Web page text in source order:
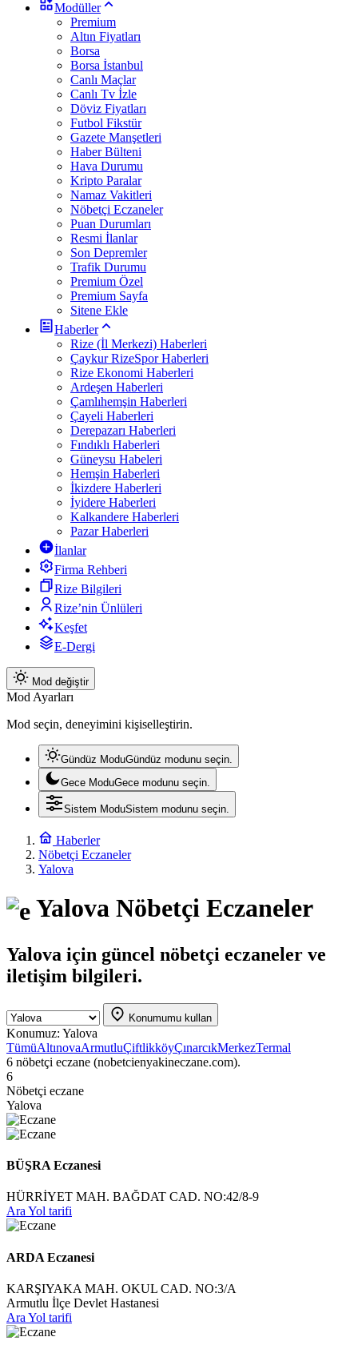
Modüller
Premium
Altın Fiyatları
Borsa
Borsa İstanbul
Canlı Maçlar
Canlı Tv İzle
Döviz Fiyatları
Futbol Fikstür
Gazete Manşetleri
Haber Bülteni
Hava Durumu
Kripto Paralar
Namaz Vakitleri
Nöbetçi Eczaneler
Puan Durumları
Resmi İlanlar
Son Depremler
Trafik Durumu
Premium Özel
Premium Sayfa
Sitene Ekle
Haberler
Rize (İl Merkezi) Haberleri
Çaykur RizeSpor Haberleri
Rize Ekonomi Haberleri
Ardeşen Haberleri
Çamlıhemşin Haberleri
Çayeli Haberleri
Derepazarı Haberleri
Fındıklı Haberleri
Güneysu Habeleri
Hemşin Haberleri
İkizdere Haberleri
İyidere Haberleri
Kalkandere Haberleri
Pazar Haberleri
İlanlar
Firma Rehberi
Rize Bilgileri
Rize’nin Ünlüleri
Keşfet
E-Dergi
Mod değiştir
Mod Ayarları
Mod seçin, deneyimini kişiselleştirin.
Gündüz ModuGündüz modunu seçin.
Gece ModuGece modunu seçin.
Sistem ModuSistem modunu seçin.
Haberler
Nöbetçi Eczaneler
Yalova
Yalova Nöbetçi Eczaneler
Yalova için güncel nöbetçi eczaneler ve
iletişim bilgileri.
Konumumu kullan
Konumuz: Yalova
TümüAltınovaArmutluÇiftlikköyÇınarcıkMerkezTermal
6 nöbetçi eczane (nobetcienyakineczane.com).
6
Nöbetçi eczane
Yalova
BÜŞRA Eczanesi
HÜRRİYET MAH. BAĞDAT CAD. NO:42/8-9
Ara Yol tarifi
ARDA Eczanesi
KARŞIYAKA MAH. OKUL CAD. NO:3/A
Armutlu İlçe Devlet Hastanesi
Ara Yol tarifi